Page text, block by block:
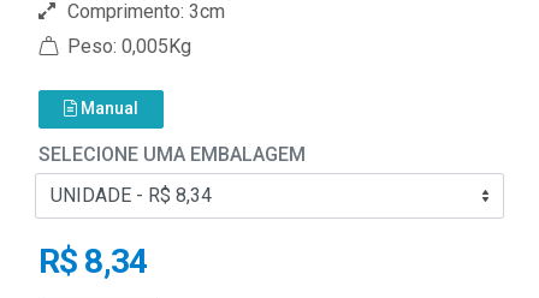
Comprimento: 3cm
Peso: 0,005Kg
Manual
SELECIONE UMA EMBALAGEM
R$ 8,34